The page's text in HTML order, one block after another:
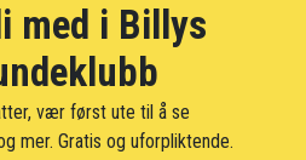
med i Billys
vær først ute til å se
mer. Gratis og uforpliktende.